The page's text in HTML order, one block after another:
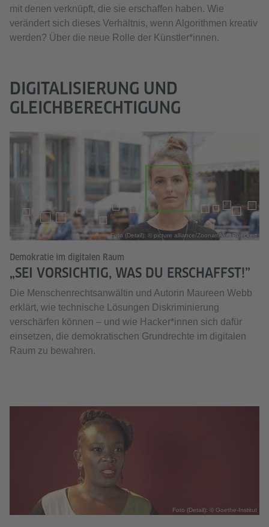
mit denen verknüpft, die sie erschaffen haben. Wie
verändert sich dieses Verhältnis, wenn Algorithmen kreativ
werden? Über die neue Rolle der Künstler*innen.
DIGITALISIERUNG UND
GLEICHBERECHTIGUNG
Foto (Detail): © picture alliance/Zoonar/Axel Bueckert
Demokratie im digitalen Raum
„SEI VORSICHTIG, WAS DU ERSCHAFFST!”
Die Menschenrechtsanwältin und Autorin Maureen Webb
erklärt, wie technische Lösungen Diskriminierung
verschärfen können – und wie Hacker*innen sich dafür
einsetzen, die demokratischen Grundrechte im digitalen
Raum zu bewahren.
Foto (Detail): © Goethe-Institut